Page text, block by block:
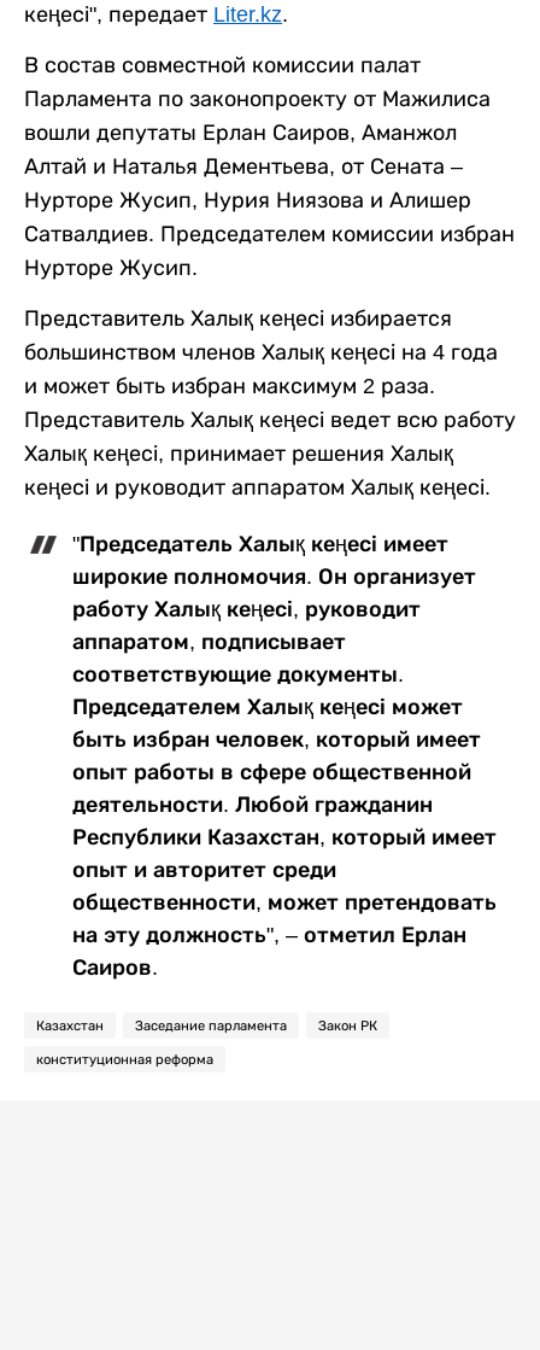
кеңесі", передает Liter.kz.
В состав совместной комиссии палат
Парламента по законопроекту от Мажилиса
вошли депутаты Ерлан Саиров, Аманжол
Алтай и Наталья Дементьева, от Сената –
Нурторе Жусип, Нурия Ниязова и Алишер
Сатвалдиев. Председателем комиссии избран
Нурторе Жусип.
Представитель Халық кеңесі избирается
большинством членов Халық кеңесі на 4 года
и может быть избран максимум 2 раза.
Представитель Халық кеңесі ведет всю работу
Халық кеңесі, принимает решения Халық
кеңесі и руководит аппаратом Халық кеңесі.
"Председатель Халық кеңесі имеет
широкие полномочия. Он организует
работу Халық кеңесі, руководит
аппаратом, подписывает
соответствующие документы.
Председателем Халық кеңесі может
быть избран человек, который имеет
опыт работы в сфере общественной
деятельности. Любой гражданин
Республики Казахстан, который имеет
опыт и авторитет среди
общественности, может претендовать
на эту должность", – отметил Ерлан
Саиров.
Казахстан Заседание парламента Закон РК
конституционная реформа